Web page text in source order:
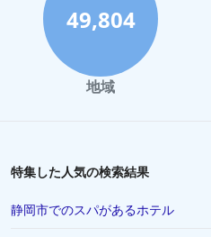
高松市でのホテル
高崎市でのホテル
小田原市でのホテル
山梨市でのホテル
49,804
地域
特集した人気の検索結果
静岡市でのスパがあるホテル